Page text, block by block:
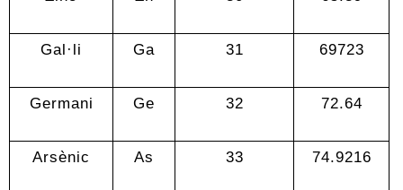
Gal·li Ga 31 69723
Germani Ge 32 72.64
Arsènic As 33 74.9216